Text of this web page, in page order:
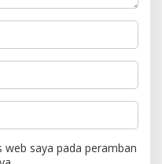
saya pada peramban